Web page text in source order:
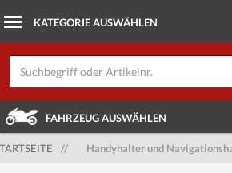
FAHRZEUG AUSWÄHLEN
// Handyhalter und